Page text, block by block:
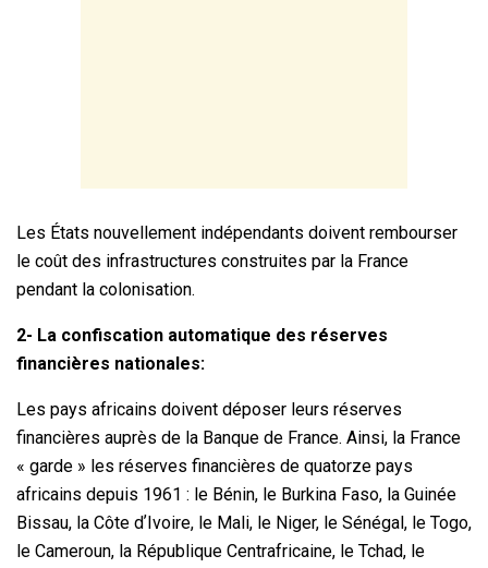
Les États nouvellement indépendants doivent rembourser
le coût des infrastructures construites par la France
pendant la colonisation.
2- La confiscation automatique des réserves
financières nationales:
Les pays africains doivent déposer leurs réserves
financières auprès de la Banque de France. Ainsi, la France
« garde » les réserves financières de quatorze pays
africains depuis 1961 : le Bénin, le Burkina Faso, la Guinée
Bissau, la Côte dʼIvoire, le Mali, le Niger, le Sénégal, le Togo,
le Cameroun, la République Centrafricaine, le Tchad, le